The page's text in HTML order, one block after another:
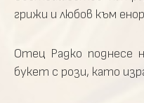
грижи и любов към
Отец Радко поднесе
букет с рози, като